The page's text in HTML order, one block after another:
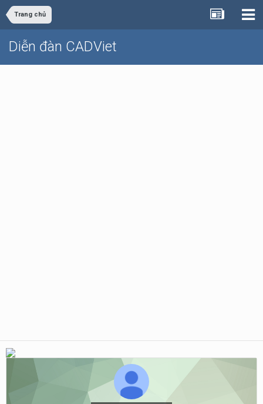
Trang chủ
Diễn đàn CADViet